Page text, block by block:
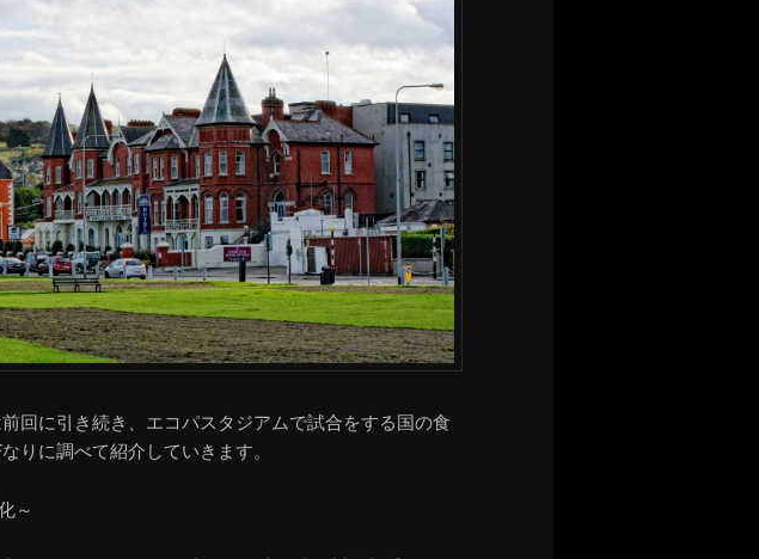
回に引き続き、エコパスタジアムで試合をする国の食
りに調べて紹介していきます。
～